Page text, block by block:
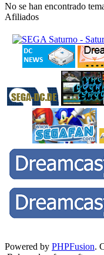
No se han encontrado
Afiliados
Powered by PHPFusion.